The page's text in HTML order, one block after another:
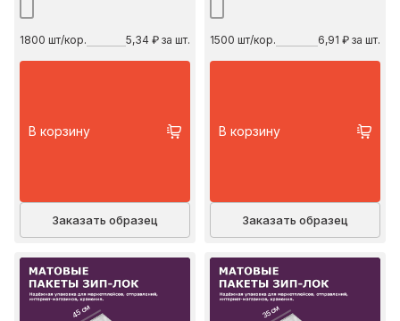
1800 шт/кор. 5,34 ₽ за шт.
В корзину
Заказать образец
1500 шт/кор. 6,91 ₽ за шт.
В корзину
Заказать образец
45 см 35 см